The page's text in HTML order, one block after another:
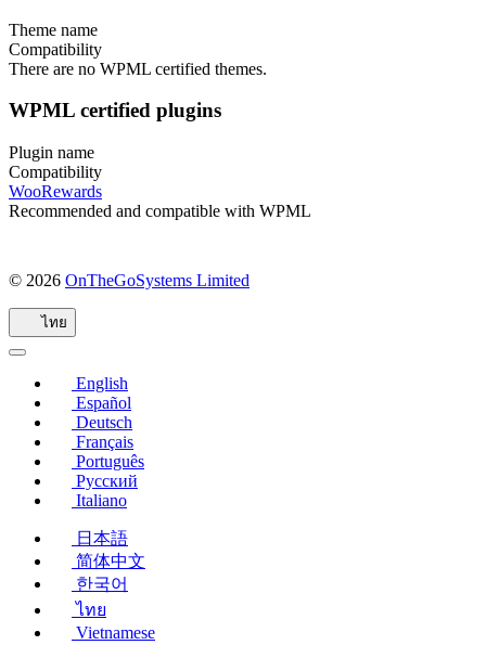
Theme name
Compatibility
There are no WPML certified themes.
WPML certified plugins
Plugin name
Compatibility
WooRewards
Recommended and compatible with WPML
© 2026 OnTheGoSystems Limited(เปิด
ไทย
English
Español
Deutsch
Français
Português
Русский
Italiano
日本語
简体中文
한국어
ไทย
Vietnamese